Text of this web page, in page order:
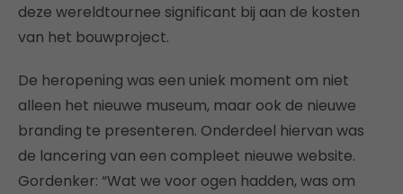
deze wereldtournee significant bij aan de kosten
van het bouwproject.
De heropening was een uniek moment om niet
alleen het nieuwe museum, maar ook de nieuwe
branding te presenteren. Onderdeel hiervan was
de lancering van een compleet nieuwe website.
Gordenker: “Wat we voor ogen hadden, was om